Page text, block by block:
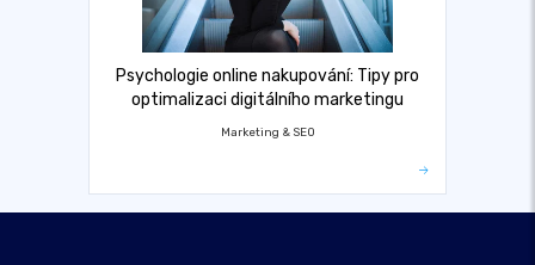
Psychologie online nakupování: Tipy pro
optimalizaci digitálního marketingu
Marketing & SEO